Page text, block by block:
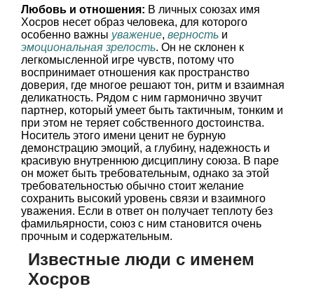
Любовь и отношения: В личных союзах имя
Хосров несет образ человека, для которого
особенно важны уважение, верность и
эмоциональная зрелость. Он не склонен к
легкомысленной игре чувств, потому что
воспринимает отношения как пространство
доверия, где многое решают тон, ритм и взаимная
деликатность. Рядом с ним гармонично звучит
партнер, который умеет быть тактичным, тонким и
при этом не теряет собственного достоинства.
Носитель этого имени ценит не бурную
демонстрацию эмоций, а глубину, надежность и
красивую внутреннюю дисциплину союза. В паре
он может быть требовательным, однако за этой
требовательностью обычно стоит желание
сохранить высокий уровень связи и взаимного
уважения. Если в ответ он получает теплоту без
фамильярности, союз с ним становится очень
прочным и содержательным.
Известные люди с именем
Хосров